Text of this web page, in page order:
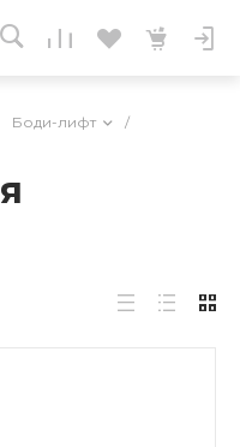
Боди-лифт
/